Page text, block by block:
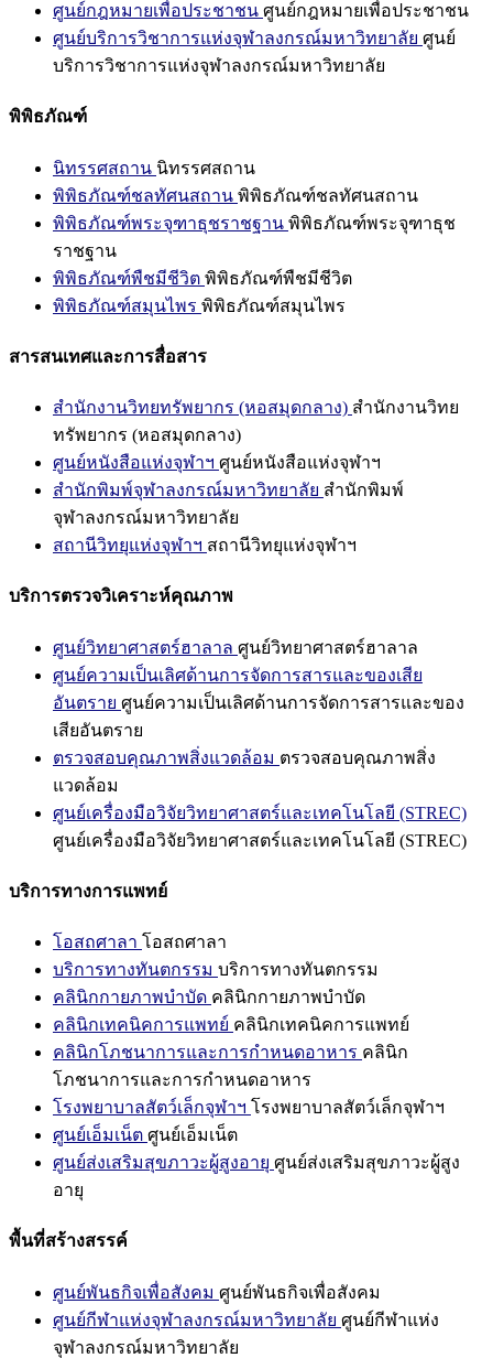
ศูนย์กฎหมายเพื่อประชาชน ศูนย์กฎหมายเพื่อประชาชน
ศูนย์บริการวิชาการแห่งจุฬาลงกรณ์มหาวิทยาลัย ศูนย์
บริการวิชาการแห่งจุฬาลงกรณ์มหาวิทยาลัย
พิพิธภัณฑ์
นิทรรศสถาน นิทรรศสถาน
พิพิธภัณฑ์ชลทัศนสถาน พิพิธภัณฑ์ชลทัศนสถาน
พิพิธภัณฑ์พระจุฑาธุชราชฐาน พิพิธภัณฑ์พระจุฑาธุช
ราชฐาน
พิพิธภัณฑ์พืชมีชีวิต พิพิธภัณฑ์พืชมีชีวิต
พิพิธภัณฑ์สมุนไพร พิพิธภัณฑ์สมุนไพร
สารสนเทศและการสื่อสาร
สำนักงานวิทยทรัพยากร (หอสมุดกลาง) สำนักงานวิทย
ทรัพยากร (หอสมุดกลาง)
ศูนย์หนังสือแห่งจุฬาฯ ศูนย์หนังสือแห่งจุฬาฯ
สำนักพิมพ์จุฬาลงกรณ์มหาวิทยาลัย สำนักพิมพ์
จุฬาลงกรณ์มหาวิทยาลัย
สถานีวิทยุแห่งจุฬาฯ สถานีวิทยุแห่งจุฬาฯ
บริการตรวจวิเคราะห์คุณภาพ
ศูนย์วิทยาศาสตร์ฮาลาล ศูนย์วิทยาศาสตร์ฮาลาล
ศูนย์ความเป็นเลิศด้านการจัดการสารและของเสีย
อันตราย ศูนย์ความเป็นเลิศด้านการจัดการสารและของ
เสียอันตราย
ตรวจสอบคุณภาพสิ่งแวดล้อม ตรวจสอบคุณภาพสิ่ง
แวดล้อม
ศูนย์เครื่องมือวิจัยวิทยาศาสตร์และเทคโนโลยี (STREC)
ศูนย์เครื่องมือวิจัยวิทยาศาสตร์และเทคโนโลยี (STREC)
บริการทางการแพทย์
โอสถศาลา โอสถศาลา
บริการทางทันตกรรม บริการทางทันตกรรม
คลินิกกายภาพบำบัด คลินิกกายภาพบำบัด
คลินิกเทคนิคการแพทย์ คลินิกเทคนิคการแพทย์
คลินิกโภชนาการและการกำหนดอาหาร คลินิก
โภชนาการและการกำหนดอาหาร
โรงพยาบาลสัตว์เล็กจุฬาฯ โรงพยาบาลสัตว์เล็กจุฬาฯ
ศูนย์เอ็มเน็ต ศูนย์เอ็มเน็ต
ศูนย์ส่งเสริมสุขภาวะผู้สูงอายุ ศูนย์ส่งเสริมสุขภาวะผู้สูง
อายุ
พื้นที่สร้างสรรค์
ศูนย์พันธกิจเพื่อสังคม ศูนย์พันธกิจเพื่อสังคม
ศูนย์กีฬาแห่งจุฬาลงกรณ์มหาวิทยาลัย ศูนย์กีฬาแห่ง
จุฬาลงกรณ์มหาวิทยาลัย